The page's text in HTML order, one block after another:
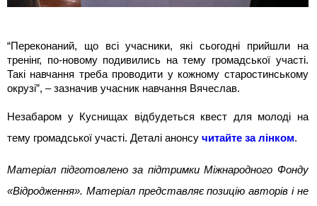
“Переконаний, що всі учасники, які сьогодні прийшли на
тренінг, по-новому подивились на тему громадської участі.
Такі навчання треба проводити у кожному старостинському
окрузі”, – зазначив учасник навчання Вячеслав.
Незабаром у Куснищах відбудеться квест для молоді на
тему громадської участі. Деталі анонсу читайте за лінком.
Матеріал підготовлено за підтримки Міжнародного Фонду
«Відродження». Матеріал представляє позицію авторів і не